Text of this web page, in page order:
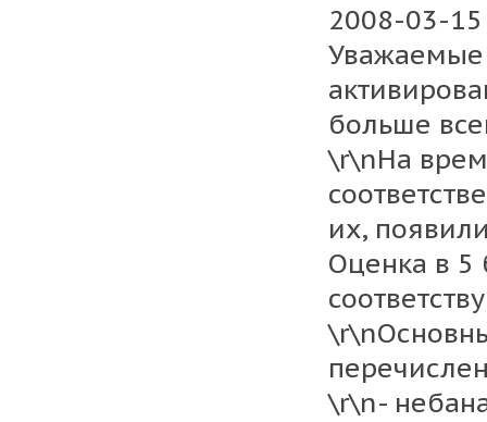
2008-03-
Уважаемые
больше
\r\nНа
их,
Оценка в 5
\r\n-